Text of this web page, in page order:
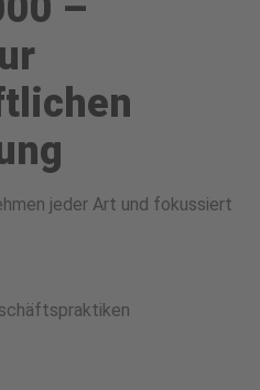
jeder Art und fokussiert